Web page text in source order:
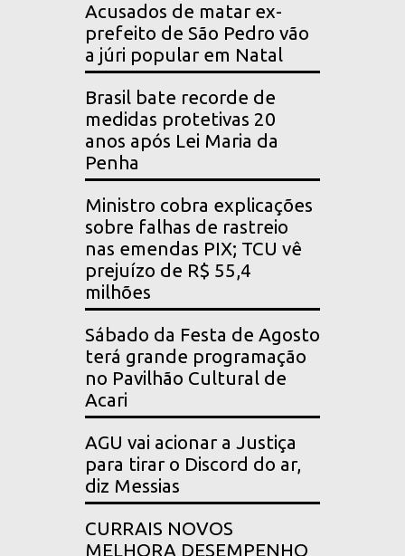
Acusados de matar ex-
prefeito de São Pedro vão
a júri popular em Natal
Brasil bate recorde de
medidas protetivas 20
anos após Lei Maria da
Penha
Ministro cobra explicações
sobre falhas de rastreio
nas emendas PIX; TCU vê
prejuízo de R$ 55,4
milhões
Sábado da Festa de Agosto
terá grande programação
no Pavilhão Cultural de
Acari
AGU vai acionar a Justiça
para tirar o Discord do ar,
diz Messias
CURRAIS NOVOS
MELHORA DESEMPENHO